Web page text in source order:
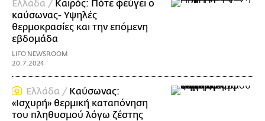
Ελλάδα / Καιρός: Πότε φεύγει ο
καύσωνας- Υψηλές
θερμοκρασίες και την επόμενη
εβδομάδα
LIFO NEWSROOM
20.7.2024
Ελλάδα / Καύσωνας:
«Ισχυρή» θερμική καταπόνηση
του πληθυσμού λόγω ζέστης